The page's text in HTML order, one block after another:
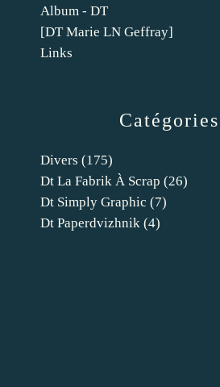
Catégories
Divers (175)
Dt La Fabrik À Scrap (26)
Dt Simply Graphic (7)
Dt Paperdvizhnik (4)
Album - DT
[DT Marie LN Geffray]
Links